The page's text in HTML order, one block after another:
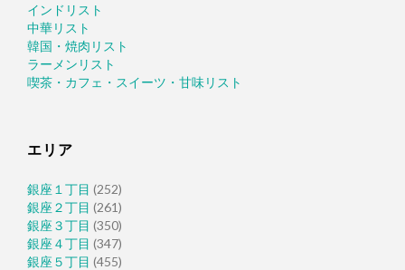
インドリスト
中華リスト
韓国・焼肉リスト
ラーメンリスト
喫茶・カフェ・スイーツ・甘味リスト
エリア
銀座１丁目 (252)
銀座２丁目 (261)
銀座３丁目 (350)
銀座４丁目 (347)
銀座５丁目 (455)